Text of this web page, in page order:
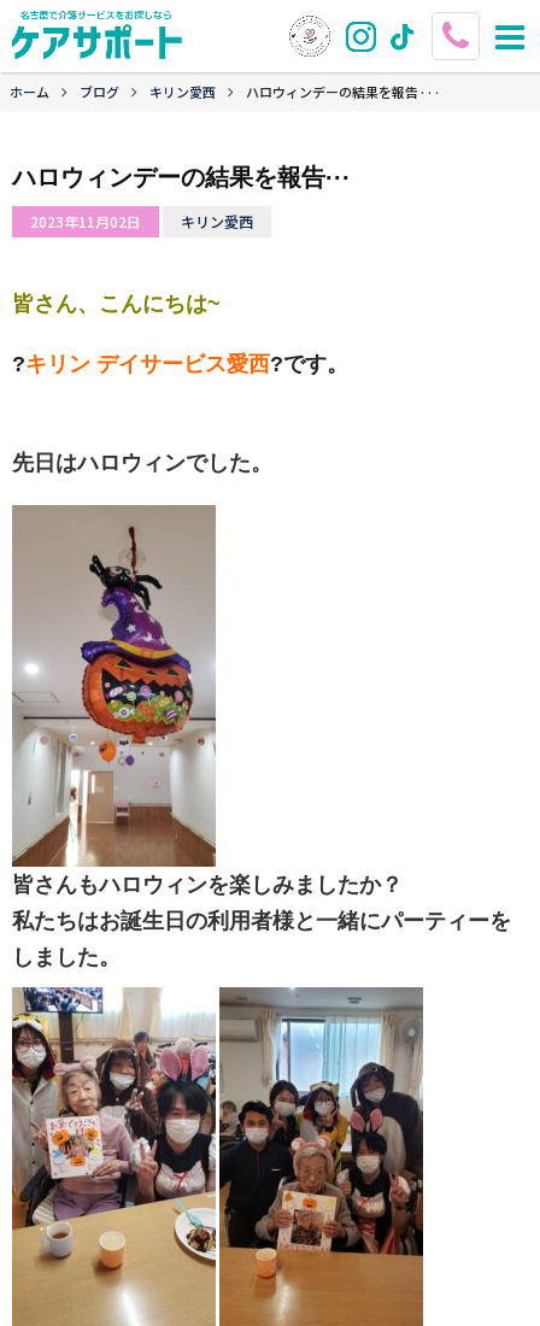
ホーム ブログ キリン愛西 ハロウィンデーの結果を報告···
ハロウィンデーの結果を報告···
2023年11月02日 キリン愛西
皆さん、こんにちは~
?キリン デイサービス愛西?です。
先日はハロウィンでした。
皆さんもハロウィンを楽しみましたか？
私たちはお誕生日の利用者様と一緒にパーティーを
しました。